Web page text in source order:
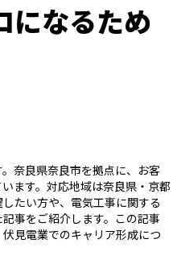
になるため
奈良県奈良市を拠点に、お客
ます。対応地域は奈良県・京都
たい方や、電気工事に関する
事をご紹介します。この記事
見電業でのキャリア形成につ